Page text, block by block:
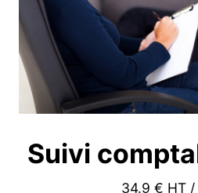
Suivi
34.9 € HT /